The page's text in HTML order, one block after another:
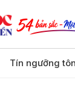
Tín ngưỡng